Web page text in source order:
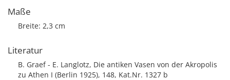
Maße
Breite: 2,3 cm
Literatur
B. Graef - E. Langlotz, Die antiken Vasen von der Akropolis
zu Athen I (Berlin 1925), 148, Kat.Nr. 1327 b